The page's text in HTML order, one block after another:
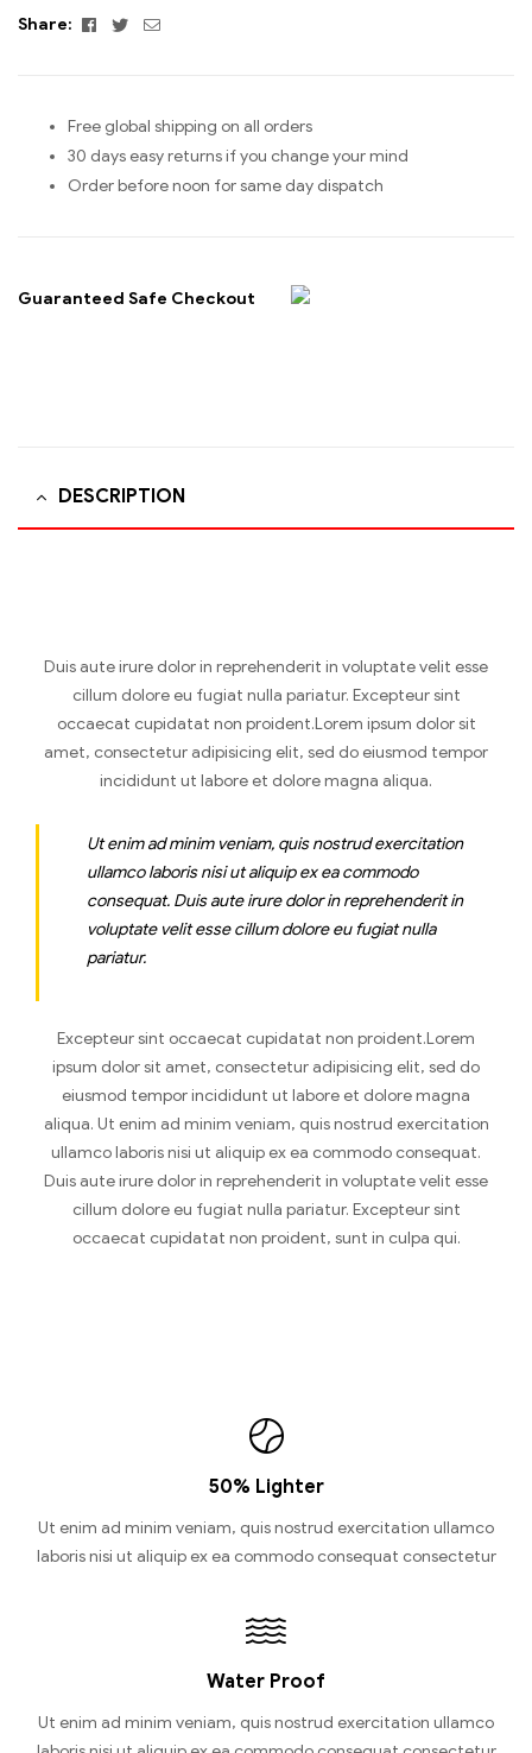
Share:
Facebook
TwitterEmail
Free global shipping on all orders
30 days easy returns if you change your mind
Order before noon for same day dispatch
Guaranteed Safe Checkout
DESCRIPTION
Duis aute irure dolor in reprehenderit in voluptate velit esse
cillum dolore eu fugiat nulla pariatur. Excepteur sint
occaecat cupidatat non proident.Lorem ipsum dolor sit
amet, consectetur adipisicing elit, sed do eiusmod tempor
incididunt ut labore et dolore magna aliqua.
Ut enim ad minim veniam, quis nostrud exercitation
ullamco laboris nisi ut aliquip ex ea commodo
consequat. Duis aute irure dolor in reprehenderit in
voluptate velit esse cillum dolore eu fugiat nulla
pariatur.
Excepteur sint occaecat cupidatat non proident.Lorem
ipsum dolor sit amet, consectetur adipisicing elit, sed do
eiusmod tempor incididunt ut labore et dolore magna
aliqua. Ut enim ad minim veniam, quis nostrud exercitation
ullamco laboris nisi ut aliquip ex ea commodo consequat.
Duis aute irure dolor in reprehenderit in voluptate velit esse
cillum dolore eu fugiat nulla pariatur. Excepteur sint
occaecat cupidatat non proident, sunt in culpa qui.
50% Lighter
Ut enim ad minim veniam, quis nostrud exercitation ullamco
laboris nisi ut aliquip ex ea commodo consequat consectetur
Water Proof
Ut enim ad minim veniam, quis nostrud exercitation ullamco